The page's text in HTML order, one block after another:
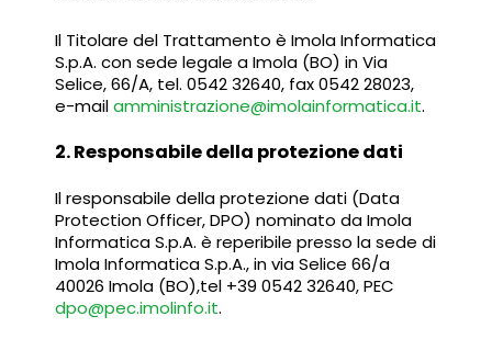
Il Titolare del Trattamento è Imola Informatica
S.p.A. con sede legale a Imola (BO) in Via
Selice, 66/A, tel. 0542 32640, fax 0542 28023,
e-mailamministrazione@imolainformatica.it.
2. Responsabile della protezione dati
Il responsabile della protezione dati (Data
Protection Officer, DPO) nominato da Imola
Informatica S.p.A. è reperibile presso la sede di
Imola Informatica S.p.A., in via Selice 66/a
40026 Imola (BO),tel +39 0542 32640, PEC
dpo@pec.imolinfo.it.